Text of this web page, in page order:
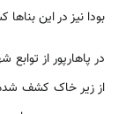
بودا نیز در این
در پاهارپور از
از زیر خاک کشف